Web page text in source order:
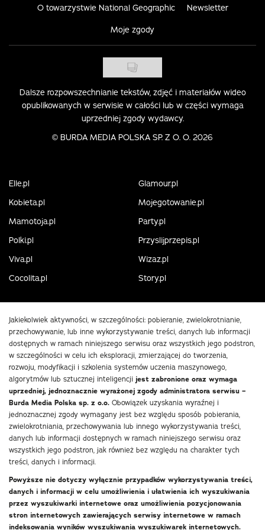
O towarzystwie National Geographic Newsletter
Moje zgody
Dalsze rozpowszechnianie tekstów, zdjęć i materiałów wideo
opublikowanych w serwisie w całości lub w części wymaga
uprzedniej zgody wydawcy.
© BURDA MEDIA POLSKA SP. Z O. O. 2026
Elle.pl
Glamour.pl
Kobieta.pl
Mojegotowanie.pl
Mamotoja.pl
Party.pl
Polki.pl
Przyslijprzepis.pl
Viva.pl
Wizaz.pl
Cocolita.pl
Story.pl
Jakiekolwiek aktywności, w szczególności: pobieranie, zwielokrotnianie,
przechowywanie, lub inne wykorzystywanie treści, danych lub informacji
dostępnych w ramach niniejszego serwisu oraz wszystkich jego podstron,
w szczególności w celu ich eksploracji, zmierzającej do tworzenia,
rozwoju, modyfikacji i szkolenia systemów uczenia maszynowego,
algorytmów lub sztucznej inteligencji jest zabronione oraz wymaga
uprzedniej, jednoznacznie wyrażonej zgody administratora serwisu –
Burda Media Polska sp. z o.o. Obowiązek uzyskania wyraźnej i
jednoznacznej zgody wymagany jest bez względu sposób pobierania,
zwielokrotniania, przechowywania lub innego wykorzystywania treści,
danych lub informacji dostępnych w ramach niniejszego serwisu oraz
wszystkich jego podstron, jak również bez względu na charakter tych
treści, danych i informacji.
Powyższe nie dotyczy wyłącznie przypadków wykorzystywania treści,
danych i informacji w celu umożliwienia i ułatwienia ich wyszukiwania
przez wyszukiwarki internetowe oraz umożliwienia pozycjonowania
stron internetowych zawierających serwisy internetowe w ramach
indeksowania wyników wyszukiwania wyszukiwarek internetowych.